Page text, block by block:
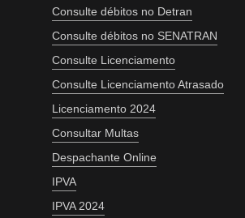
Consulte débitos no Detran
Consulte débitos no SENATRAN
Consulte Licenciamento
Consulte Licenciamento Atrasado
Licenciamento 2024
Consultar Multas
Despachante Online
IPVA
IPVA 2024